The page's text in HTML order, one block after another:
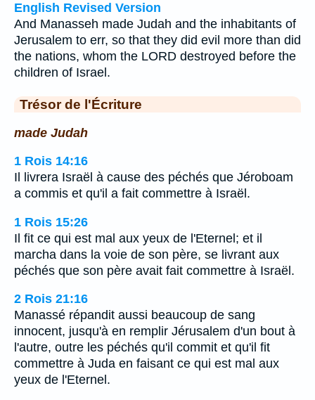
English Revised Version
And Manasseh made Judah and the inhabitants of
Jerusalem to err, so that they did evil more than did
the nations, whom the LORD destroyed before the
children of Israel.
Trésor de l'Écriture
made Judah
1 Rois 14:16
Il livrera Israël à cause des péchés que Jéroboam
a commis et qu'il a fait commettre à Israël.
1 Rois 15:26
Il fit ce qui est mal aux yeux de l'Eternel; et il
marcha dans la voie de son père, se livrant aux
péchés que son père avait fait commettre à Israël.
2 Rois 21:16
Manassé répandit aussi beaucoup de sang
innocent, jusqu'à en remplir Jérusalem d'un bout à
l'autre, outre les péchés qu'il commit et qu'il fit
commettre à Juda en faisant ce qui est mal aux
yeux de l'Eternel.